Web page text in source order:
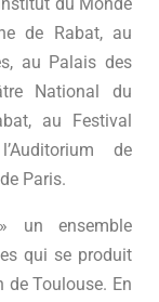
de Rabat, au
au Palais des
National du
au Festival
de
Paris.
un ensemble
qui se produit
Toulouse. En